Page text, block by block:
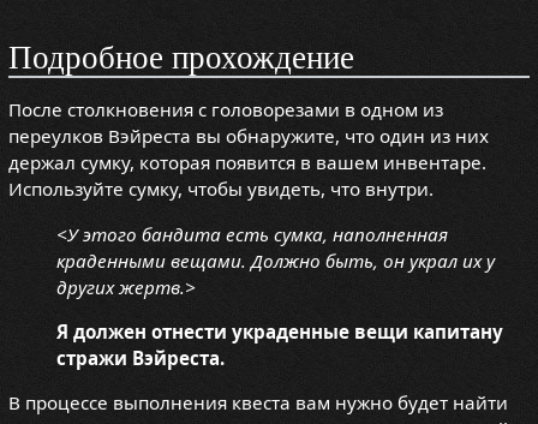
Подробное прохождение
После столкновения с головорезами в одном из
переулков Вэйреста вы обнаружите, что один из них
держал сумку, которая появится в вашем инвентаре.
Используйте сумку, чтобы увидеть, что внутри.
<У этого бандита есть сумка, наполненная
краденными вещами. Должно быть, он украл их у
других жертв.>
Я должен отнести украденные вещи капитану
стражи Вэйреста.
В процессе выполнения квеста вам нужно будет найти